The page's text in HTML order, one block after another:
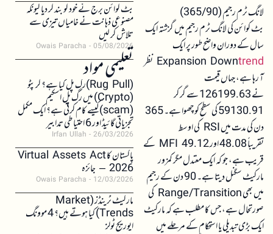
لانگ ٹرم رجیم (365/90)
بٹ کوائن کی لانگ ٹرم رجیم میں گزشتہ ایک
سال کے دوران واضح طور پر ایک
Expansion Downtrend
نظر
آ رہا ہے، جہاں قیمت
نے 126199.63 سے گر کر
59130.91 کی سطح کو چھوا ہے۔ 365
دن کی مدت میں RSI کی اوسط
تقریباً 48.08 اور MFI 49.12 کے
قریب ہے، جو کہ ایک معتدل مگر کمزور
مارکیٹ سگنل دیتا ہے۔ 90 دن کے رجیم
میں بھی Range/Transition کی
صورتحال ہے، جس کا مطلب ہے کہ مارکیٹ
ایک بڑی تبدیلی یا استحکام کے مرحلے میں
بٹ کوائن برج نے خود کو بند کر دیا کیونکہ
مصنوعی ذہانت نے خامیاں تیزی سے
تلاش کر لیں
Owais Paracha 05/08/2026
تعلیمی مواد(Rug Pull)رگ پل کیا ہے؟ کرپٹو
(Crypto) میں رگ پل اسکیم
(scam)کیسے کام کرتی ہے؟ ایک مکمل
تجزیاتی گائیڈ اور 6 احتیاطی تدابیر
Irfan Ullah 26/03/2026
پاکستان کا Virtual Assets Act
2026 – جائزہ
Owais Paracha 12/03/2026
مارکیٹ ٹرینڈز (Market
Trends) کیا ہوتے ہیں؟ 4 موونگ
ایوریج ٹولز